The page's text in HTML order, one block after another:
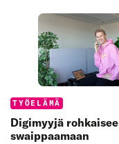
Categories:
TYÖELÄMÄ
Digimyyjä rohkaisee
swaippaamaan